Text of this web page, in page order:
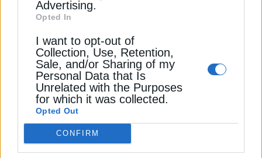
Advertising.
Opted In
I want to opt-out of
Collection, Use, Retention,
Sale, and/or Sharing of my
Personal Data that Is
Unrelated with the Purposes
for which it was collected.
Opted Out
CONFIRM
συμμάχων διεθνώς. Επικαλέστηκε μάλιστα τη
θέση ότι «η ενεργειακή ασφάλεια είναι εθνική
ασφάλεια», επισημαίνοντας ότι η Ελλάδα
βρίσκεται στον πυρήνα αυτής της στρατηγικής.
Αναφερόμενη ειδικά στο έργο, σημείωσε ότι η
ανάπτυξη των ελληνικών υδρογονανθράκων
ενισχύει τη συνολική ενεργειακή αρχιτεκτονική της
Νοτιοανατολικής Ευρώπης, συμβάλλοντας στην
ανάδειξη της χώρας σε περιφερειακό ενεργειακό